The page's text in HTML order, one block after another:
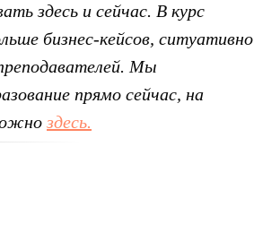
здесь и сейчас. В курс
бизнес-кейсов, ситуативно
Мы
прямо сейчас, на
здесь.